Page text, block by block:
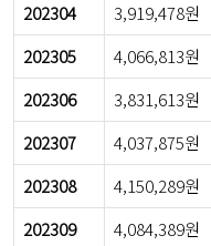
202304
3,919,478원
202305
4,066,813원
202306
3,831,613원
202307
4,037,875원
202308
4,150,289원
202309
4,084,389원